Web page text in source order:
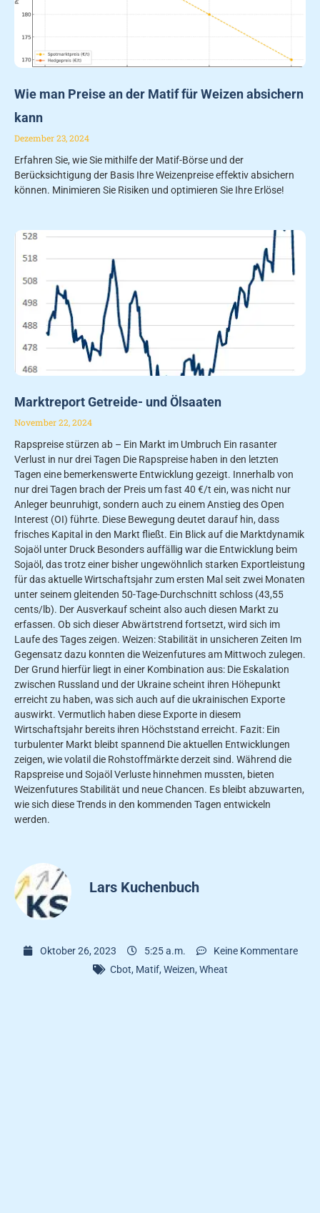
Wie man Preise an der Matif für Weizen absichern
kann
Dezember 23, 2024
Erfahren Sie, wie Sie mithilfe der Matif-Börse und der
Berücksichtigung der Basis Ihre Weizenpreise effektiv absichern
können. Minimieren Sie Risiken und optimieren Sie Ihre Erlöse!
Marktreport Getreide- und Ölsaaten
November 22, 2024
Rapspreise stürzen ab – Ein Markt im Umbruch Ein rasanter
Verlust in nur drei Tagen Die Rapspreise haben in den letzten
Tagen eine bemerkenswerte Entwicklung gezeigt. Innerhalb von
nur drei Tagen brach der Preis um fast 40 €/t ein, was nicht nur
Anleger beunruhigt, sondern auch zu einem Anstieg des Open
Interest (OI) führte. Diese Bewegung deutet darauf hin, dass
frisches Kapital in den Markt fließt. Ein Blick auf die Marktdynamik
Sojaöl unter Druck Besonders auffällig war die Entwicklung beim
Sojaöl, das trotz einer bisher ungewöhnlich starken Exportleistung
für das aktuelle Wirtschaftsjahr zum ersten Mal seit zwei Monaten
unter seinem gleitenden 50-Tage-Durchschnitt schloss (43,55
cents/lb). Der Ausverkauf scheint also auch diesen Markt zu
erfassen. Ob sich dieser Abwärtstrend fortsetzt, wird sich im
Laufe des Tages zeigen. Weizen: Stabilität in unsicheren Zeiten Im
Gegensatz dazu konnten die Weizenfutures am Mittwoch zulegen.
Der Grund hierfür liegt in einer Kombination aus: Die Eskalation
zwischen Russland und der Ukraine scheint ihren Höhepunkt
erreicht zu haben, was sich auch auf die ukrainischen Exporte
auswirkt. Vermutlich haben diese Exporte in diesem
Wirtschaftsjahr bereits ihren Höchststand erreicht. Fazit: Ein
turbulenter Markt bleibt spannend Die aktuellen Entwicklungen
zeigen, wie volatil die Rohstoffmärkte derzeit sind. Während die
Rapspreise und Sojaöl Verluste hinnehmen mussten, bieten
Weizenfutures Stabilität und neue Chancen. Es bleibt abzuwarten,
wie sich diese Trends in den kommenden Tagen entwickeln
werden.
Lars Kuchenbuch
Oktober 26, 2023 5:25 a.m.
Keine Kommentare
Cbot, Matif, Weizen, Wheat